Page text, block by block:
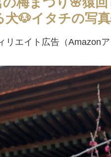
犬🐶イタチの写
リエイト広告（Amazon